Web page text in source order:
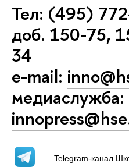
Тел: (495)
доб. 150-75,
34
e-mail:
медиаслужба:
Telegram-канал